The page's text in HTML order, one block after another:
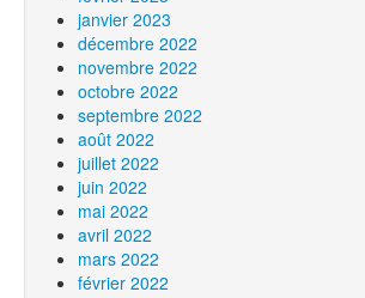
janvier 2023
décembre 2022
novembre 2022
octobre 2022
septembre 2022
août 2022
juillet 2022
juin 2022
mai 2022
avril 2022
mars 2022
février 2022